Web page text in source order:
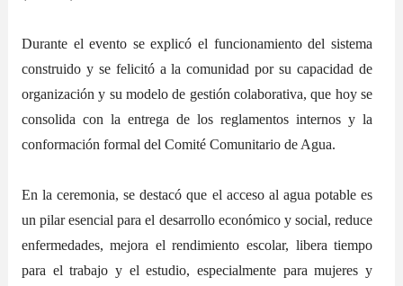
Durante el evento se explicó el funcionamiento del sistema
construido y se felicitó a la comunidad por su capacidad de
organización y su modelo de gestión colaborativa, que hoy se
consolida con la entrega de los reglamentos internos y la
conformación formal del Comité Comunitario de Agua.
En la ceremonia, se destacó que el acceso al agua potable es
un pilar esencial para el desarrollo económico y social, reduce
enfermedades, mejora el rendimiento escolar, libera tiempo
para el trabajo y el estudio, especialmente para mujeres y